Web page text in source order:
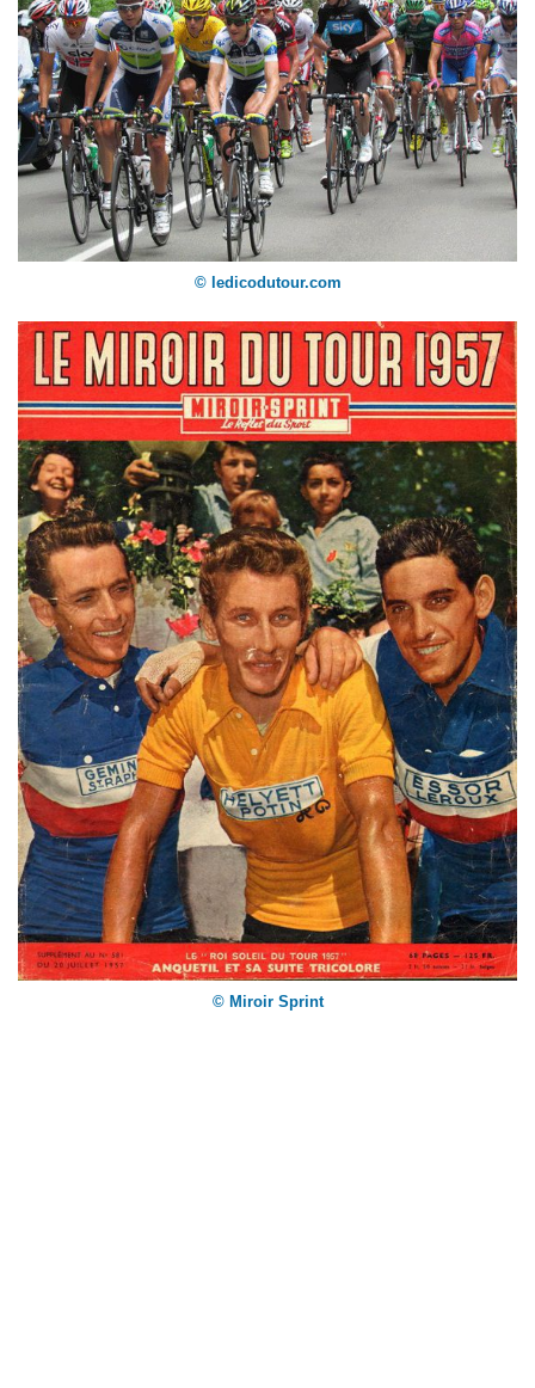
© ledicodutour.com
© Miroir Sprint